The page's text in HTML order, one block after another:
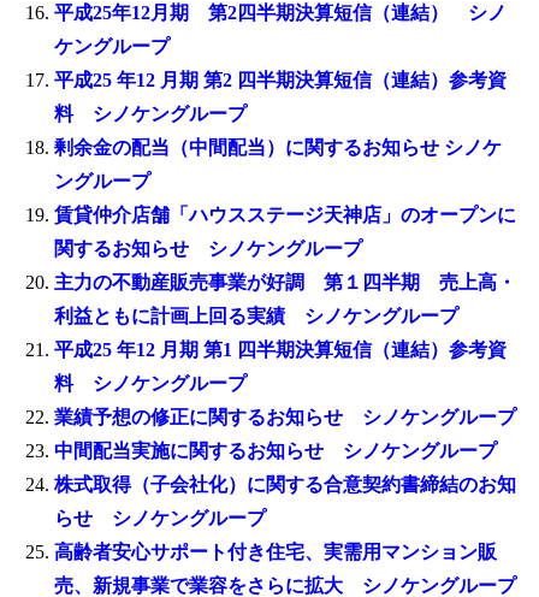
平成25年12月期 第2四半期決算短信（連結） シノ
ケングループ
平成25 年12 月期 第2 四半期決算短信（連結）参考資
料 シノケングループ
剰余金の配当（中間配当）に関するお知らせ シノケ
ングループ
賃貸仲介店舗「ハウスステージ天神店」のオープンに
関するお知らせ シノケングループ
主力の不動産販売事業が好調 第１四半期 売上高・
利益ともに計画上回る実績 シノケングループ
平成25 年12 月期 第1 四半期決算短信（連結）参考資
料 シノケングループ
業績予想の修正に関するお知らせ シノケングループ
中間配当実施に関するお知らせ シノケングループ
株式取得（子会社化）に関する合意契約書締結のお知
らせ シノケングループ
高齢者安心サポート付き住宅、実需用マンション販
売、新規事業で業容をさらに拡大 シノケングループ